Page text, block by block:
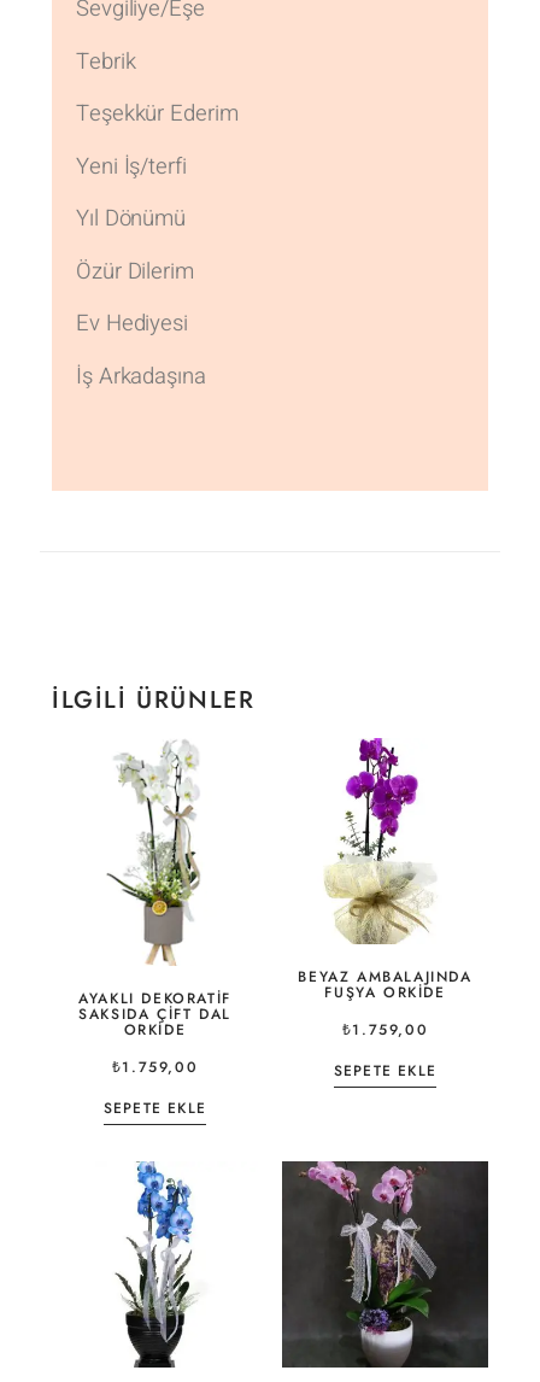
Sevgiliye/Eşe
Tebrik
Teşekkür Ederim
Yeni İş/terfi
Yıl Dönümü
Özür Dilerim
Ev Hediyesi
İş Arkadaşına
İLGILI ÜRÜNLER
AYAKLI DEKORATIF
SAKSIDA ÇIFT DAL
ORKIDE
₺1.759,00
SEPETE EKLE
BEYAZ AMBALAJINDA
FUŞYA ORKIDE
₺1.759,00
SEPETE EKLE